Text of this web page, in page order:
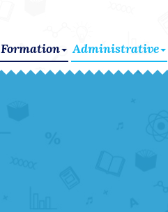
Formation Administrative